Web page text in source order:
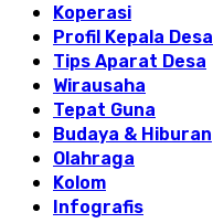
Koperasi
Profil Kepala Desa
Tips Aparat Desa
Wirausaha
Tepat Guna
Budaya & Hiburan
Olahraga
Kolom
Infografis